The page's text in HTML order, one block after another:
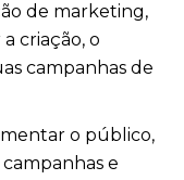
de marketing,
criação, o
campanhas de
o público,
e